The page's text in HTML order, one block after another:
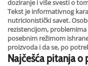
doziranje i više svesti o
Tekst je informativnog
nutricionistički savet.
rezistencijom,
posebnim režimom
proizvoda i da se, po
Najčešća pitanja